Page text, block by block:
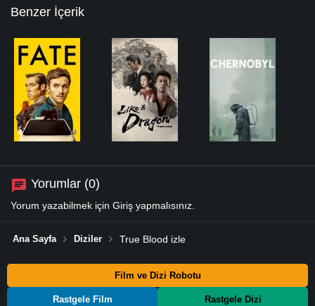
Benzer İçerik
Yorumlar (0)
Yorum yazabilmek için Giriş yapmalısınız.
Ana Sayfa Diziler True Blood izle
Film ve Dizi Robotu
Rastgele Film Rastgele Dizi